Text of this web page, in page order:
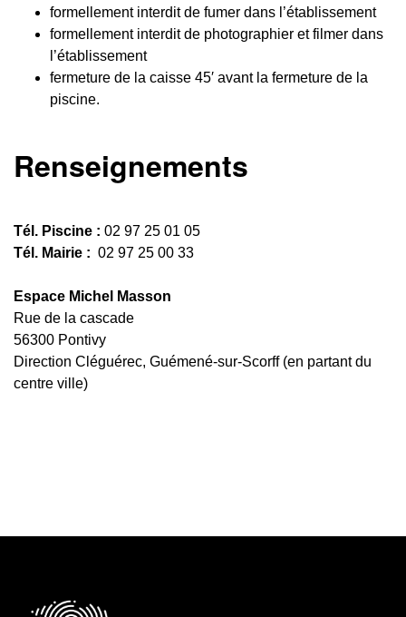
formellement interdit de fumer dans l’établissement
formellement interdit de photographier et filmer dans
l’établissement
fermeture de la caisse 45′ avant la fermeture de la
piscine.
Renseignements
Tél. Piscine : 02 97 25 01 05
Tél. Mairie : 02 97 25 00 33
Espace Michel Masson
Rue de la cascade
56300 Pontivy
Direction Cléguérec, Guémené-sur-Scorff (en partant du
centre ville)